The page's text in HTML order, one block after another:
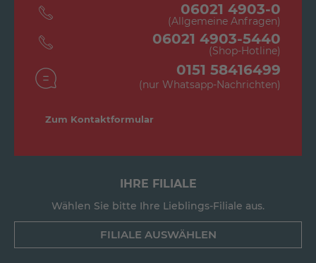
06021 4903-0
(Allgemeine Anfragen)
06021 4903-5440
(Shop-Hotline)
0151 58416499
(nur Whatsapp-Nachrichten)
Zum Kontaktformular
IHRE FILIALE
Wählen Sie bitte Ihre Lieblings-Filiale aus.
FILIALE AUSWÄHLEN